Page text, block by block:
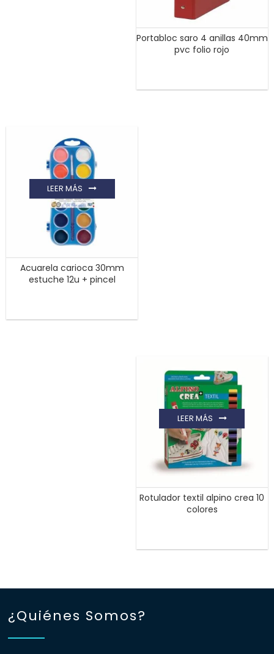
Portabloc saro 4 anillas 40mm
pvc folio rojo
Acuarela carioca 30mm
estuche 12u + pincel
LEER MÁS
Rotulador textil alpino crea 10
colores
LEER MÁS
¿Quiénes Somos?